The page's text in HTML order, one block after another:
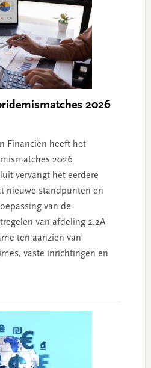
2026
Financiën heeft het
2026
vervangt het eerdere
nieuwe standpunten en
van de
van afdeling 2.2A
ten aanzien van
vaste inrichtingen en